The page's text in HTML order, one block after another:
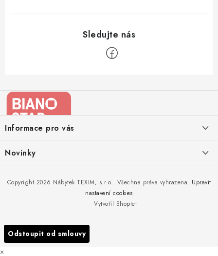
aInformace pro vás
Doprava nábytku k Vám
Reklamace
Novinky
to!
Nakupujte zahradní nábytek i v zimě
Podzimní očista a úklid zahradního nábytku
Vytvořil Shoptet
Copyright 2026 Nábytek TEXIM, s.r.o.. Všechna práva vyhrazena. Upravit
nastavení cookies
Odstoupit od smlouvy
×